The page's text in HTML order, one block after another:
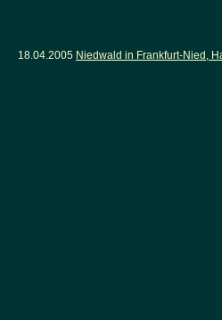
18.04.2005 Niedwald in Frankfurt-Nied,